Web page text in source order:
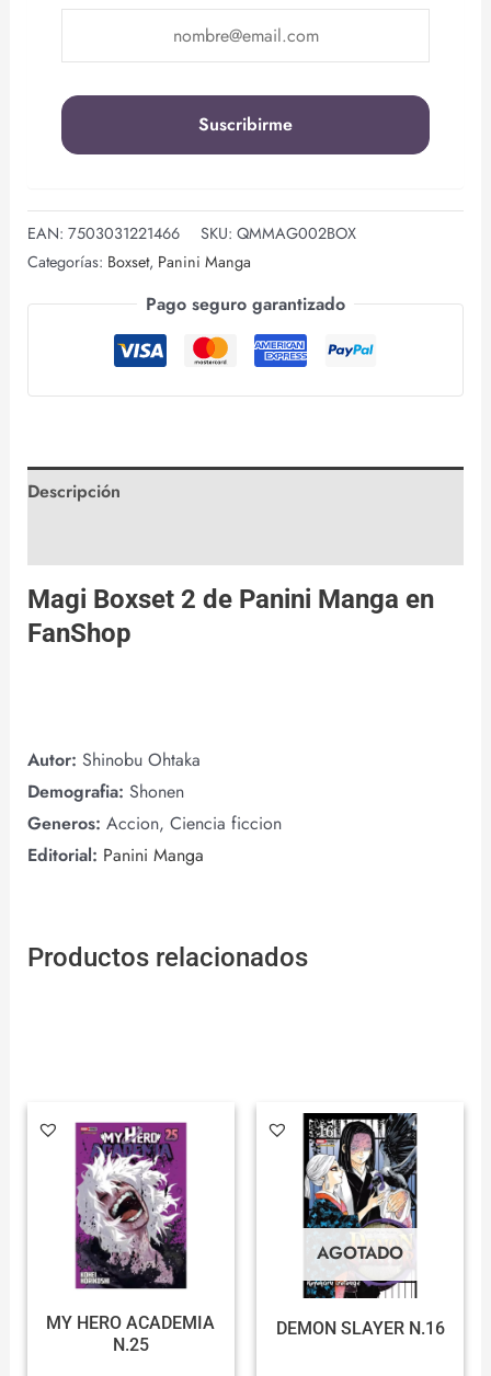
EAN: 7503031221466 SKU: QMMAG002BOX
Categorías: Boxset, Panini Manga
Pago seguro garantizado
Descripción
Magi Boxset 2 de Panini Manga en
FanShop
Autor: Shinobu Ohtaka
Demografia: Shonen
Generos: Accion, Ciencia ficcion
Editorial: Panini Manga
Productos relacionados
MY HERO ACADEMIA
N.25
AGOTADO
DEMON SLAYER N.16